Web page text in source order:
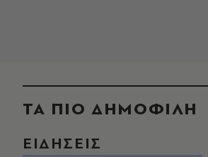
ΤΑ ΠΙΟ ΔΗΜΟΦΙΛΗ
ΕΙΔΗΣΕΙΣ